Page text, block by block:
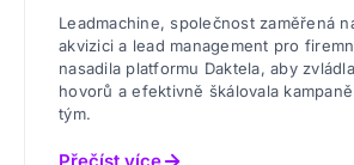
Leadmachine, společnost zaměřená
akvizici a lead management pro
nasadila platformu Daktela, aby
hovorů a efektivně škálovala
tým.
Přečíst více